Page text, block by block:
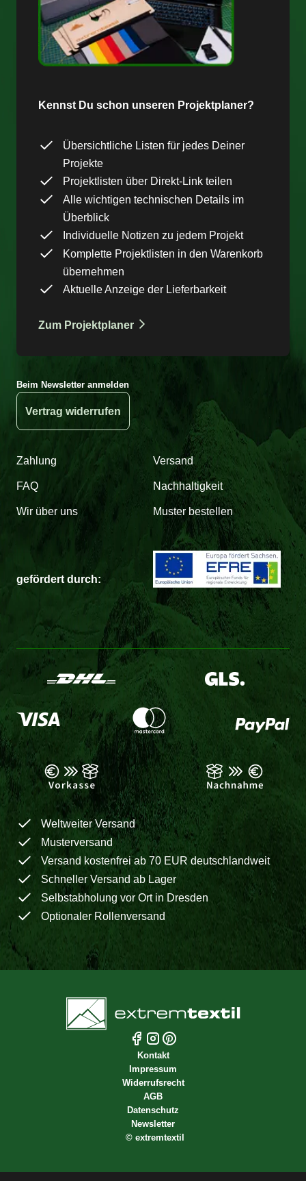
Kennst Du schon unseren Projektplaner?
Übersichtliche Listen für jedes Deiner
Projekte
Projektlisten über Direkt-Link teilen
Alle wichtigen technischen Details im
Überblick
Individuelle Notizen zu jedem Projekt
Komplette Projektlisten in den Warenkorb
übernehmen
Aktuelle Anzeige der Lieferbarkeit
Zum Projektplaner
Beim Newsletter anmelden
Vertrag widerrufen
Zahlung Versand
FAQ Nachhaltigkeit
Wir über uns Muster bestellen
gefördert durch:
Weltweiter Versand
Musterversand
Versand kostenfrei ab 70 EUR deutschlandweit
Schneller Versand ab Lager
Selbstabholung vor Ort in Dresden
Optionaler Rollenversand
Kontakt
Impressum
Widerrufsrecht
AGB
Datenschutz
Newsletter
© extremtextil